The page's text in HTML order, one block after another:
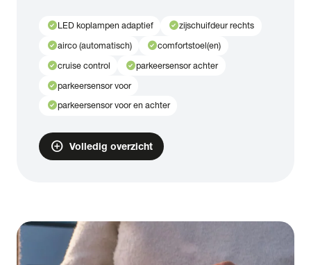
check_circleLED koplampen adaptief check_circlezijschuifdeur rechts
check_circleairco (automatisch) check_circlecomfortstoel(en)
check_circlecruise control check_circleparkeersensor achter
check_circleparkeersensor voor
check_circleparkeersensor voor en achter
add_circle Volledig overzicht